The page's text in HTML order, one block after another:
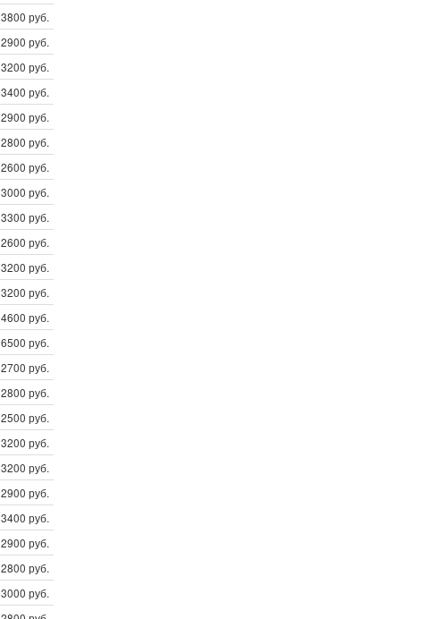
3800 руб.
2900 руб.
3200 руб.
3400 руб.
2900 руб.
2800 руб.
2600 руб.
3000 руб.
3300 руб.
2600 руб.
3200 руб.
3200 руб.
4600 руб.
6500 руб.
2700 руб.
2800 руб.
2500 руб.
3200 руб.
3200 руб.
2900 руб.
3400 руб.
2900 руб.
2800 руб.
3000 руб.